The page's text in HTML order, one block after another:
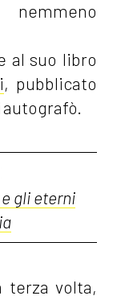
al suo libro
, pubblicato
gli eterni
terza volta,